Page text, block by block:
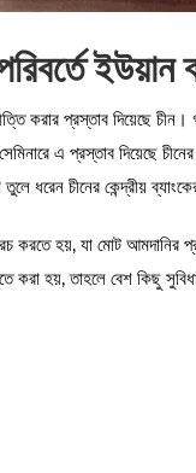
করার প্রস্তাব দিয়েছে
এ প্রস্তাব দিয়েছে
ধরেন চীনের কেন্দ্রীয়
করতে হয়, যা মোট আমদানির
হয়, তাহলে বেশ কিছু সুবিধা